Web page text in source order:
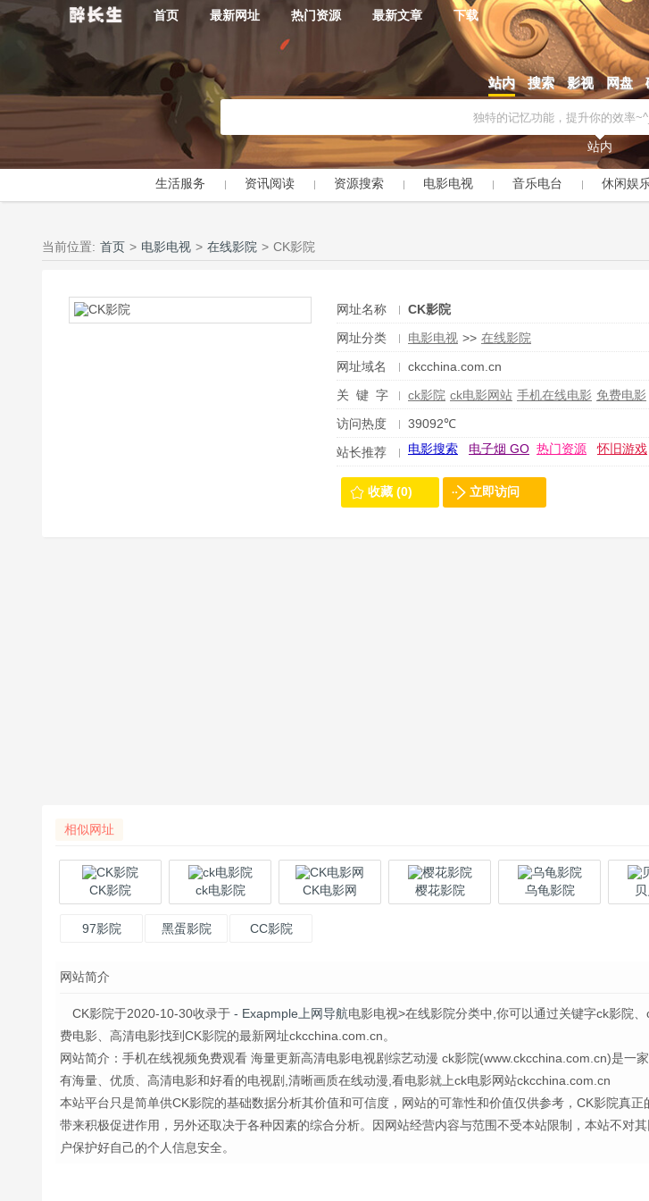
首页 最新网址 热门资源 最新文章 下载
站内 搜索 影视 网盘
站内
生活服务 资讯阅读 资源搜索 电影电视 音乐电台 休闲娱
当前位置: 首页 > 电影电视 > 在线影院 > CK影院
网址名称
CK影院
网址分类
电影电视 >> 在线影院
网址域名
ckcchina.com.cn
关 键 字
ck影院 ck电影网站 手机在线电影 免费电影
访问热度
39092℃
站长推荐
电影搜索 电子烟 GO 热门资源 怀旧游戏
收藏 (0) 立即访问
相似网址
CK影院 ck电影院 CK电影网 樱花影院 乌龟影院
97影院 黑蛋影院 CC影院
网站简介
CK影院于2020-10-30收录于 - Exapmple上网导航电影电视>在线影院分类中,你可以通过关键字ck影院
费电影、高清电影找到CK影院的最新网址ckcchina.com.cn。
网站简介：手机在线视频免费观看 海量更新高清电影电视剧综艺动漫 ck影院(www.ckcchina.com.cn)是一
有海量、优质、高清电影和好看的电视剧,清晰画质在线动漫,看电影就上ck电影网站ckcchina.com.cn
本站平台只是简单供CK影院的基础数据分析其价值和可信度，网站的可靠性和价值仅供参考，CK影院真
带来积极促进作用，另外还取决于各种因素的综合分析。因网站经营内容与范围不受本站限制，本站不对
户保护好自己的个人信息安全。